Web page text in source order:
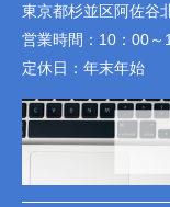
東京都杉並区阿佐谷
営業時間： 10：00～
定休日： 年末年始